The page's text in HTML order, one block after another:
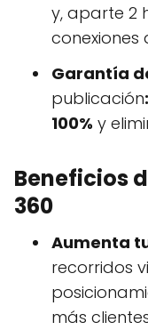
y, aparte 2
conexiones
Garantía
publicación:
100% y
Beneficios
360
Aumenta
recorridos
más